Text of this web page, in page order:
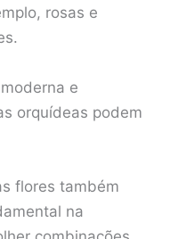
rosas e
e
orquídeas podem
flores também
na